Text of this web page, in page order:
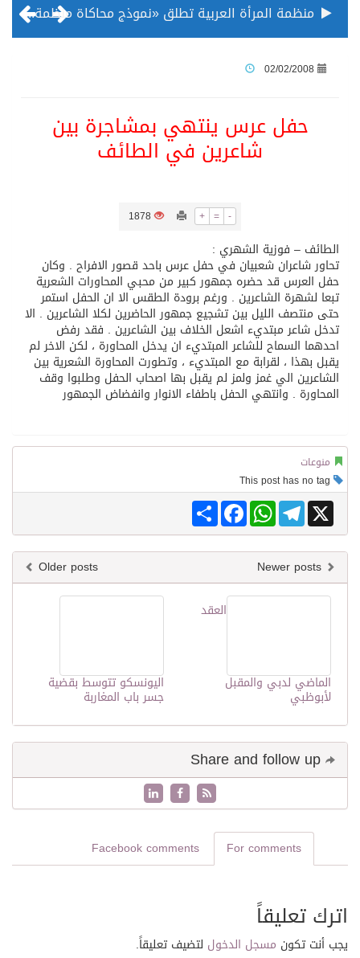
منظمة المرأة العربية تطلق «نموذج محاكاة منظمة المرأة العربية للشباب» بمشاركة 10 دول عربية..غدًا
ثلة من الضابطات في الجييش الكويتي
كسوة الكعبة تعتلي البيت العتيق
“سبيس إكس” تطلق 24 قمرًا صناعيًا جديدًا إلى الفضاء
02/02/2008
حفل عرس ينتهي بمشاجرة بين
شاعرين في الطائف
+ = -
1878
الطائف – فوزية الشهري :
تحاور شاعران شعبيان في حفل عرس باحد قصور الافراح . وكان
حفل العرس قد حضره جمهور كبير من محبي المحاورات الشعرية
تبعا لشهرة الشاعرين . ورغم برودة الطقس الا ان الحفل استمر
حتى منتصف الليل بين تشجيع جمهور الحاضرين لكلا الشاعرين . الا
تدخل شاعر مبتديء اشعل الخلاف بين الشاعرين . فقد رفض
احدهما السماح للشاعر المبتديء ان يدخل المحاورة ، لكن الاخر لم
يقبل بهذا ، لقرابة مع المبتديء ، وتطورت المحاورة الشعرية بين
الشاعرين الي غمز ولمز لم يقبل بها اصحاب الحفل وطلبوا وقف
المحاورة . وانتهي الحفل باطفاء الانوار وانفضاض الجمهور
منوعات
Share
FacebookWhatsAppTelegram X
Older posts
اليونسكو تتوسط بقضية
جسر باب المغاربة
العقد
الماضي لدبي والمقبل
لأبوظبي
For comments
Facebook comments
اترك تعليقاً
يجب أنت تكون مسجل الدخول لتضيف تعليقاً.